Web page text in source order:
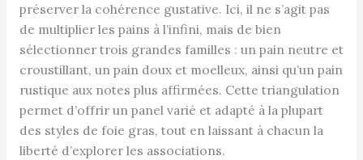
préserver la cohérence gustative. Ici, il ne s’agit pas
de multiplier les pains à l’infini, mais de bien
sélectionner trois grandes familles : un pain neutre et
croustillant, un pain doux et moelleux, ainsi qu’un pain
rustique aux notes plus affirmées. Cette triangulation
permet d’offrir un panel varié et adapté à la plupart
des styles de foie gras, tout en laissant à chacun la
liberté d’explorer les associations.